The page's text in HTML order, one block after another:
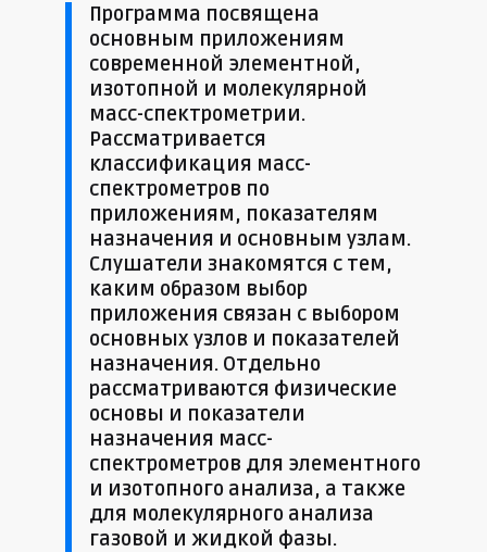
Программа посвящена
основным приложениям
современной элементной,
изотопной и молекулярной
масс-спектрометрии.
Рассматривается
классификация масс-
спектрометров по
приложениям, показателям
назначения и основным узлам.
Слушатели знакомятся с тем,
каким образом выбор
приложения связан с выбором
основных узлов и показателей
назначения. Отдельно
рассматриваются физические
основы и показатели
назначения масс-
спектрометров для элементного
и изотопного анализа, а также
для молекулярного анализа
газовой и жидкой фазы.